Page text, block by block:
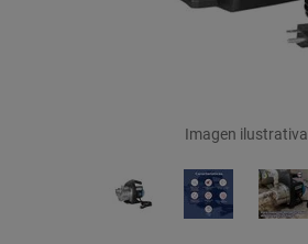
Imagen ilustrativa